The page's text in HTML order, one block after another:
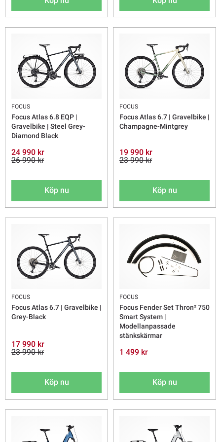
FOCUS
Focus Atlas 6.8 EQP |
Gravelbike | Steel Grey-
Diamond Black
24 990 kr
26 990 kr
Köp nu
FOCUS
Focus Atlas 6.7 | Gravelbike |
Champagne-Mintgrey
19 990 kr
23 990 kr
Köp nu
FOCUS
Focus Atlas 6.7 | Gravelbike |
Grey-Black
17 990 kr
23 990 kr
Köp nu
FOCUS
Focus Fender Set Thron² 750
Smart System |
Modellanpassade
stänkskärmar
1 499 kr
Köp nu